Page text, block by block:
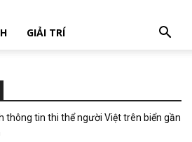
GIẢI TRÍ
thông tin thi thể người Việt trên biển gần